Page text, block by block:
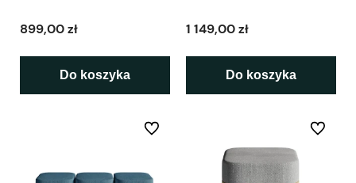
899,00 zł
Do koszyka
1 149,00 zł
Do koszyka
Do ulubionych Do